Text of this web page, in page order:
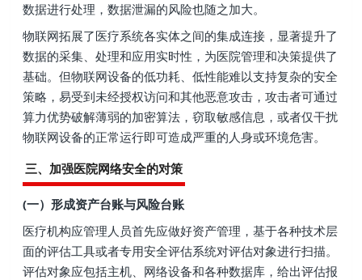
数据进行处理，数据泄漏的风险也随之加大。
物联网拓展了医疗系统各实体之间的集成连接，显著提升了
数据的采集、处理和应用实时性，为医院管理和决策提供了
基础。但物联网设备的低功耗、低性能难以支持复杂的安全
策略，易受到未经授权访问和其他恶意攻击，攻击者可通过
算力优势破解薄弱的加密算法，窃取敏感信息，或者仅干扰
物联网设备的正常运行即可造成严重的人身或环境危害。
三、加强医院网络安全的对策
(一）形成资产台账与风险台账
医疗机构应管理人员首先应做好资产管理，基于各种技术层
面的评估工具或者专用安全评估系统对评估对象进行扫描。
评估对象应包括主机、网络设备和各种数据库，给出评估报